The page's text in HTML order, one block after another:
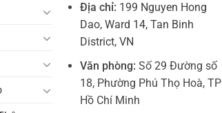
Địa chỉ: 199 Nguyen Hong
Dao, Ward 14, Tan Binh
District, VN
Văn phòng: Số 29 Đường số
18, Phường Phú Thọ Hoà, TP
Hồ Chí Minh